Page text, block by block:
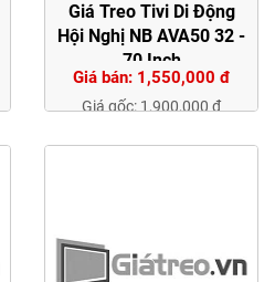
Giá Treo Tivi Di Động
Hội Nghị NB AVA50 32 -
70 Inch
Giá bán: 1,550,000 đ
Giá gốc: 1,900,000 đ